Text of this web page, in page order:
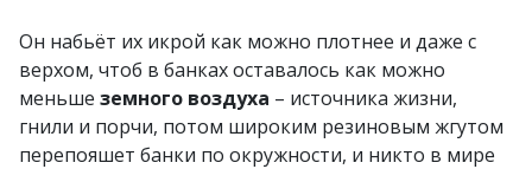
Он набьёт их икрой как можно плотнее и даже с
верхом, чтоб в банках оставалось как можно
меньше земного воздуха – источника жизни,
гнили и порчи, потом широким резиновым жгутом
перепояшет банки по окружности, и никто в мире